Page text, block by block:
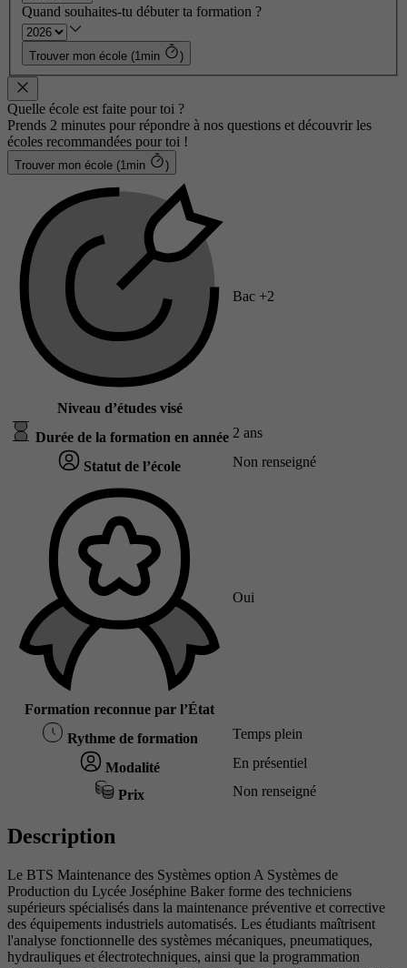
Quand souhaites-tu débuter ta formation ?
Trouver mon école (1min )
Quelle école est faite pour toi ?
Prends 2 minutes pour répondre à nos questions et découvrir les
écoles recommandées pour toi !
Trouver mon école (1min )
Niveau d’études visé
Bac +2
Durée de la formation en année 2 ans
Statut de l’école Non renseigné
Formation reconnue par l’État
Oui
Rythme de formation Temps plein
Modalité En présentiel
Prix Non renseigné
Description
Le BTS Maintenance des Systèmes option A Systèmes de
Production du Lycée Joséphine Baker forme des techniciens
supérieurs spécialisés dans la maintenance préventive et corrective
des équipements industriels automatisés. Les étudiants maîtrisent
l'analyse fonctionnelle des systèmes mécaniques, pneumatiques,
hydrauliques et électrotechniques, ainsi que la programmation